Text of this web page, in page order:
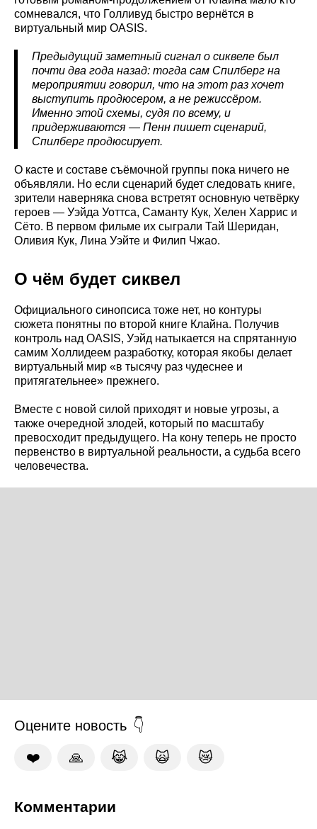
сомневался, что Голливуд быстро вернётся в
виртуальный мир OASIS.
Предыдущий заметный сигнал о сиквеле был
почти два года назад: тогда сам Спилберг на
мероприятии говорил, что на этот раз хочет
выступить продюсером, а не режиссёром.
Именно этой схемы, судя по всему, и
придерживаются — Пенн пишет сценарий,
Спилберг продюсирует.
О касте и составе съёмочной группы пока ничего не
объявляли. Но если сценарий будет следовать книге,
зрители наверняка снова встретят основную четвёрку
героев — Уэйда Уоттса, Саманту Кук, Хелен Харрис и
Сёто. В первом фильме их сыграли Тай Шеридан,
Оливия Кук, Лина Уэйте и Филип Чжао.
О чём будет сиквел
Официального синопсиса тоже нет, но контуры
сюжета понятны по второй книге Клайна. Получив
контроль над OASIS, Уэйд натыкается на спрятанную
самим Холлидеем разработку, которая якобы делает
виртуальный мир «в тысячу раз чудеснее и
притягательнее» прежнего.
Вместе с новой силой приходят и новые угрозы, а
также очередной злодей, который по масштабу
превосходит предыдущего. На кону теперь не просто
первенство в виртуальной реальности, а судьба всего
человечества.
Оцените новость
❤️ 🙏 😹 🙀 😿
Комментарии